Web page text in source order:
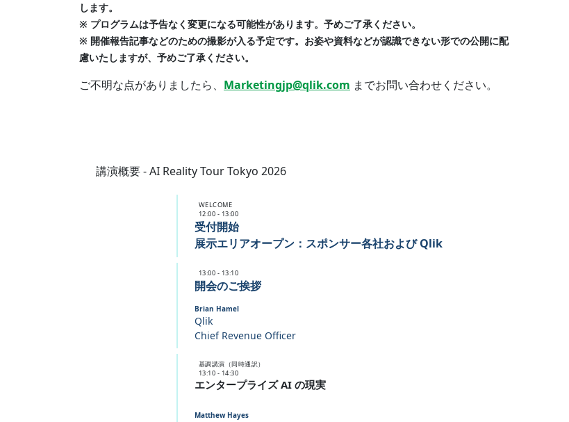
します。
※ プログラムは予告なく変更になる可能性があります。予めご了承ください。
※ 開催報告記事などのための撮影が入る予定です。お姿や資料などが認識できない形での公開に配
慮いたしますが、予めご了承ください。
ご不明な点がありましたら、 Marketingjp@qlik.com までお問い合わせください。
講演概要 - AI Reality Tour Tokyo 2026
WELCOME
12:00 - 13:00
受付開始
展示エリアオープン：スポンサー各社および Qlik
13:00 - 13:10
開会のご挨拶
Brian Hamel
Qlik
Chief Revenue Officer
基調講演（同時通訳）
13:10 - 14:30
エンタープライズ AI の現実
Matthew Hayes